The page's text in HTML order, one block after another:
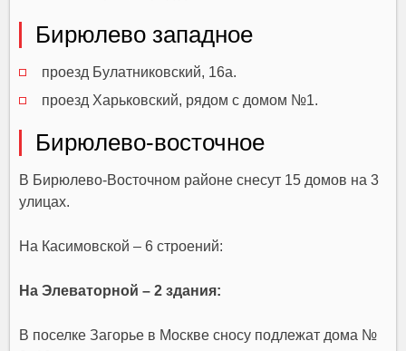
Бирюлево западное
проезд Булатниковский, 16а.
проезд Харьковский, рядом с домом №1.
Бирюлево-восточное
В Бирюлево-Восточном районе снесут 15 домов на 3
улицах.
На Касимовской – 6 строений:
На Элеваторной – 2 здания:
В поселке Загорье в Москве сносу подлежат дома №